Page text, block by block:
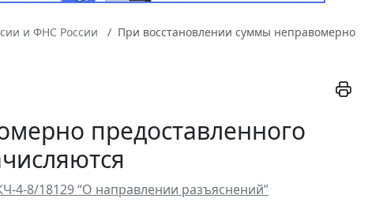
и ФНС России
При восстановлении суммы неправомерно
предоставленного
4-8/18129 “О направлении разъяснений”